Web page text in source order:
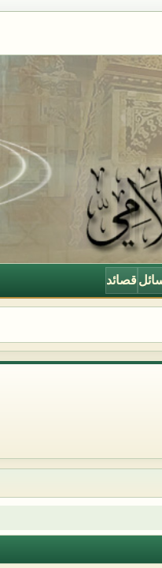
قصائد